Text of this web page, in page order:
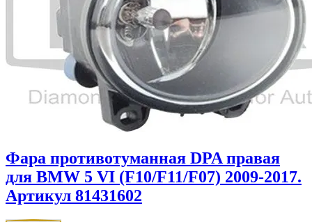
Фара противотуманная DPA правая
для BMW 5 VI (F10/F11/F07) 2009-2017.
Артикул 81431602